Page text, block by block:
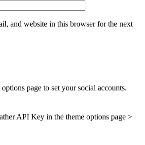
and website in this browser for the next
page to set your social accounts.
API Key in the theme options page >